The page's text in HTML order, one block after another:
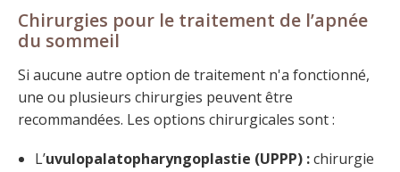
Chirurgies pour le traitement de l’apnée
du sommeil
Si aucune autre option de traitement n'a fonctionné,
une ou plusieurs chirurgies peuvent être
recommandées. Les options chirurgicales sont :
L’uvulopalatopharyngoplastie (UPPP) :chirurgie